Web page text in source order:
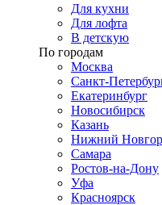
Для кухни
Для лофта
В детскую
По городам
Москва
Санкт-
Екатеринбург
Новосибирск
Казань
Нижний
Самара
Ростов-на-Дону
Уфа
Красноярск